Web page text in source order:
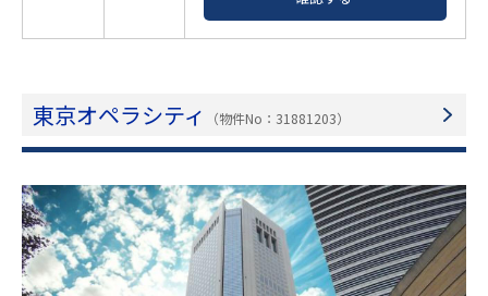
東京オペラシティ （物件No：31881203）